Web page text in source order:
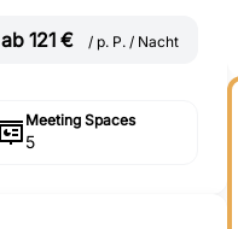
ab 121 € / p. P. / Nacht
Meeting Spaces
5